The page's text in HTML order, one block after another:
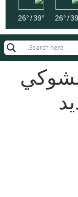
/
26°
39°
/
26°